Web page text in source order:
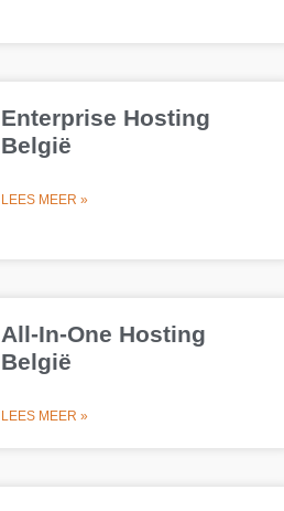
Enterprise Hosting
België
LEES MEER »
All-In-One Hosting
België
LEES MEER »